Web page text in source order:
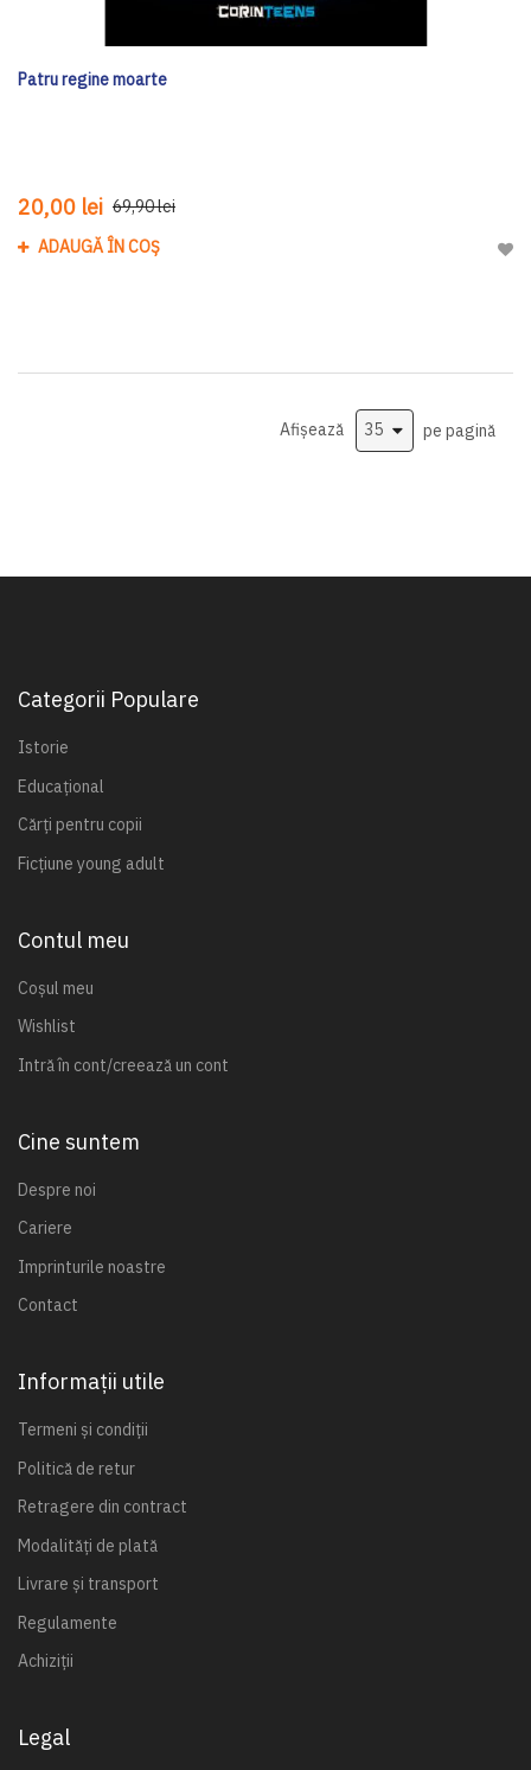
Patru regine moarte
20,00 lei 69,90 lei
ADAUGĂ ÎN COȘ
Afișează pe pagină
Categorii Populare
Istorie
Educațional
Cărți pentru copii
Ficțiune young adult
Contul meu
Coșul meu
Wishlist
Intră în cont/creează un cont
Cine suntem
Despre noi
Cariere
Imprinturile noastre
Contact
Informații utile
Termeni și condiții
Politică de retur
Retragere din contract
Modalități de plată
Livrare și transport
Regulamente
Achiziții
Legal